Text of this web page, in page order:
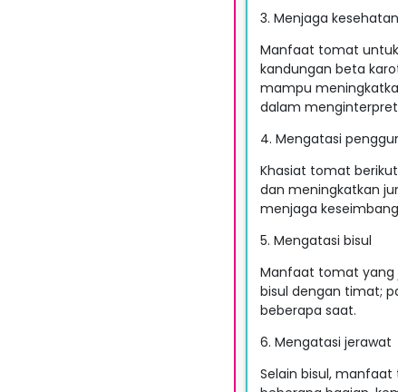
3. Menjaga
Manfaat tomat
kandungan beta
mampu
dalam
4. Mengatasi
Khasiat tomat
dan meningkatkan
menjaga
5. Mengatasi bisul
Manfaat tomat yang
bisul dengan timat;
beberapa saat.
6. Mengatasi jerawat
Selain bisul,